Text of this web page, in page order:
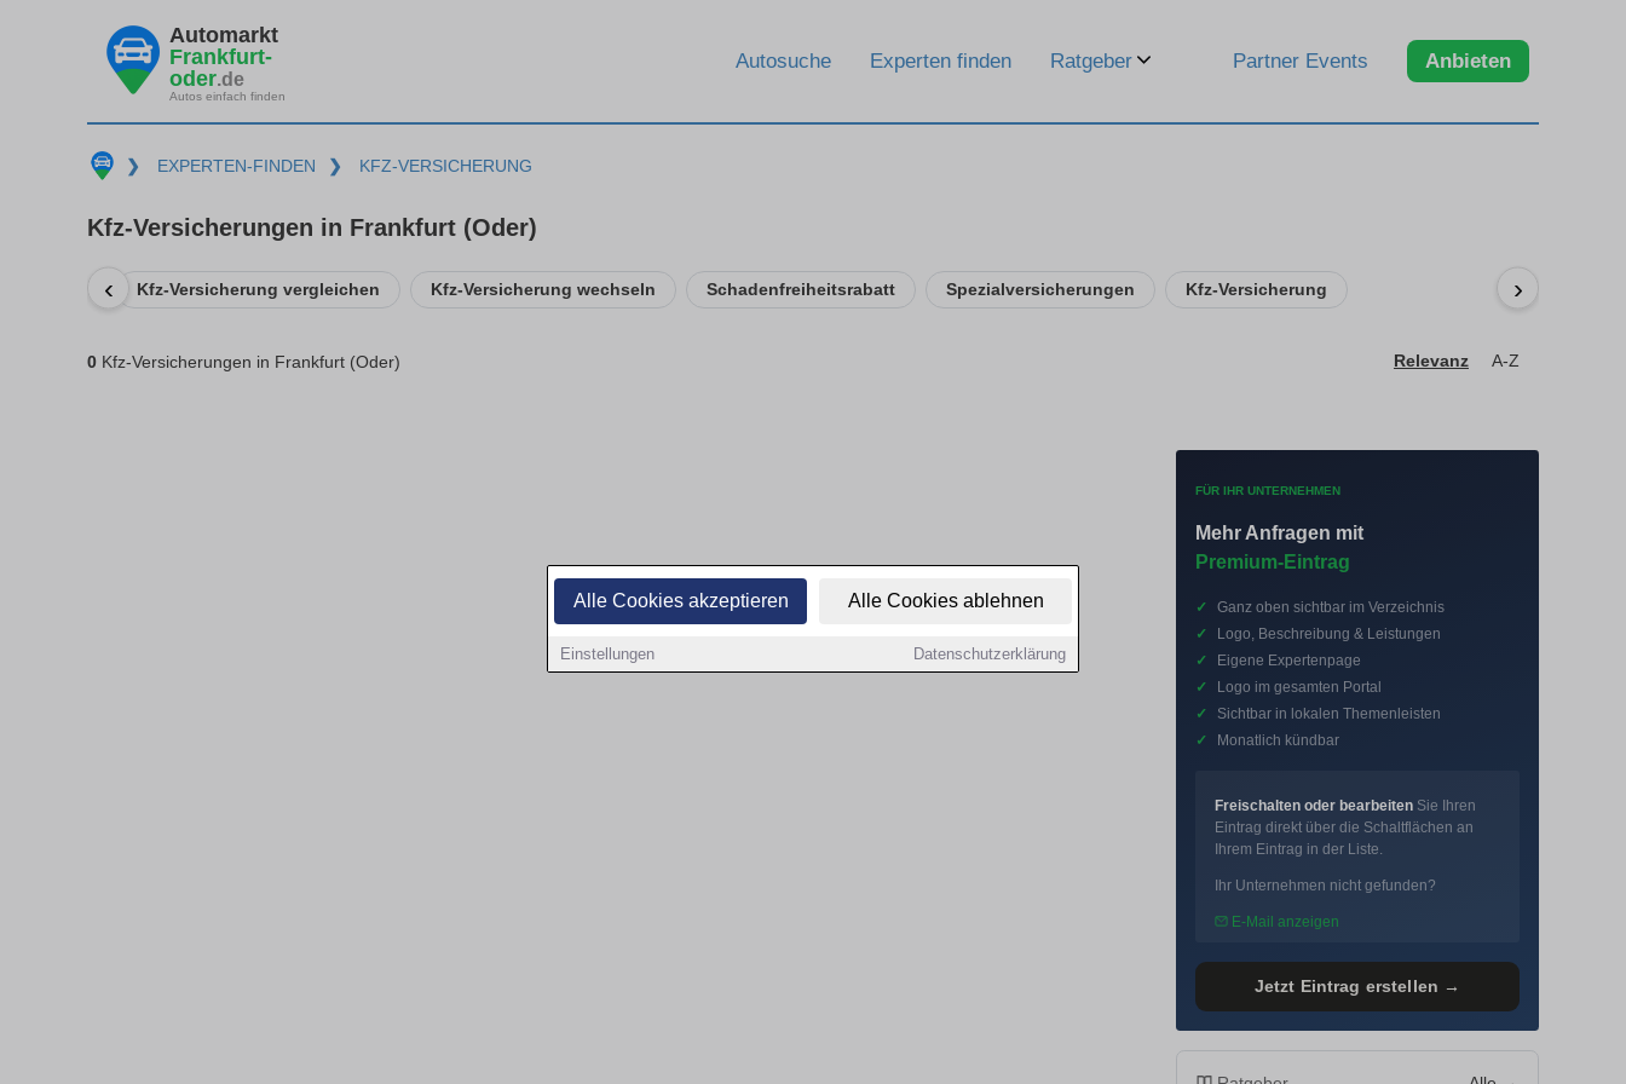
Alle Cookies akzeptieren Alle Cookies ablehnen
Einstellungen Datenschutzerklärung
Automarkt
Frankfurt-
oder.de
Autos einfach finden
Autosuche Experten finden Ratgeber Partner Events Anbieten
❯ EXPERTEN-FINDEN ❯ KFZ-VERSICHERUNG
Kfz-Versicherungen in Frankfurt (Oder)
‹ Kfz-Versicherung vergleichen Kfz-Versicherung wechseln Schadenfreiheitsrabatt Spezialversicherungen Kfz-Versicherung ›
0 Kfz-Versicherungen in Frankfurt (Oder) Relevanz A-Z
FÜR IHR UNTERNEHMEN
Mehr Anfragen mit
Premium-Eintrag
✓
Ganz oben sichtbar im Verzeichnis
✓
Logo, Beschreibung & Leistungen
✓
Eigene Expertenpage
✓
Logo im gesamten Portal
✓
Sichtbar in lokalen Themenleisten
✓
Monatlich kündbar
Freischalten oder bearbeiten Sie Ihren
Eintrag direkt über die Schaltflächen an
Ihrem Eintrag in der Liste.
Ihr Unternehmen nicht gefunden?
E-Mail anzeigen
Jetzt Eintrag erstellen →